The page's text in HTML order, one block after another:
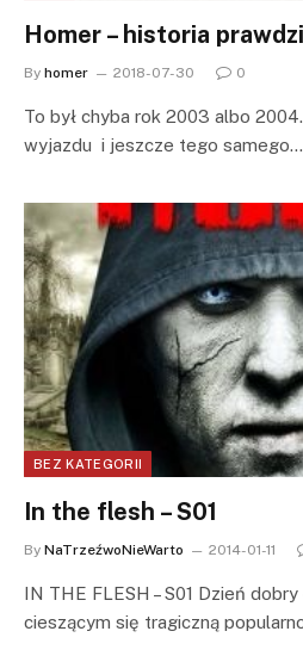
Homer – historia
By homer 2018-07-30 0
To był chyba rok 2003 albo
wyjazdu i jeszcze tego samego…
BEZ KATEGORII
In the flesh – S01
By NaTrzeźwoNieWarto 2014-01-11
IN THE FLESH – S01 Dzień
cieszącym się tragiczną